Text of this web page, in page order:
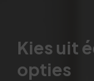
Kies uit
opties